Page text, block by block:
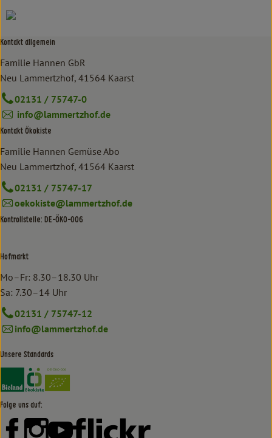
Kontakt allgemein
Familie Hannen GbR
Neu Lammertzhof, 41564 Kaarst
02131 / 75747-0
info@lammertzhof.de
Kontakt Ökokiste
Familie Hannen Gemüse Abo
Neu Lammertzhof, 41564 Kaarst
02131 / 75747-17
oekokiste@lammertzhof.de
Kontrollstelle: DE-ÖKO-006
Hofmarkt
Mo–Fr: 8.30–18.30 Uhr
Sa: 7.30–14 Uhr
02131 / 75747-12
info@lammertzhof.de
Unsere Standards
Externer Link zu https://www.bioland.de/verbraucher
Externer Link zu https://www.oekokiste.de/
Folge uns auf:
Externer Link zu https://www.facebook.com/lammertzhof/
Externer Link zu https://www.instagram.com/
Externer Link zu https://www.youtube.com/
Externer Link zu https://